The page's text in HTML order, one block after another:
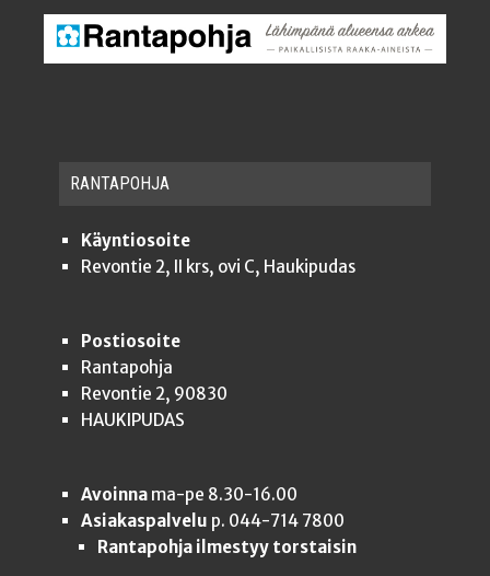
RAN­TA­POH­JA
Käyntiosoite
Revontie 2, II krs, ovi C, Haukipudas
Postiosoite
Rantapohja
Revontie 2, 90830
HAUKIPUDAS
Avoinnama-pe 8.30-16.00
Asiakaspalvelu p. 044-714 7800
Rantapohja ilmestyy torstaisin